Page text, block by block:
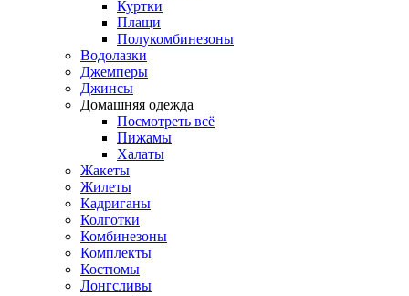
Куртки
Плащи
Полукомбинезоны
Водолазки
Джемперы
Джинсы
Домашняя одежда
Посмотреть всё
Пижамы
Халаты
Жакеты
Жилеты
Кадриганы
Колготки
Комбинезоны
Комплекты
Костюмы
Лонгсливы